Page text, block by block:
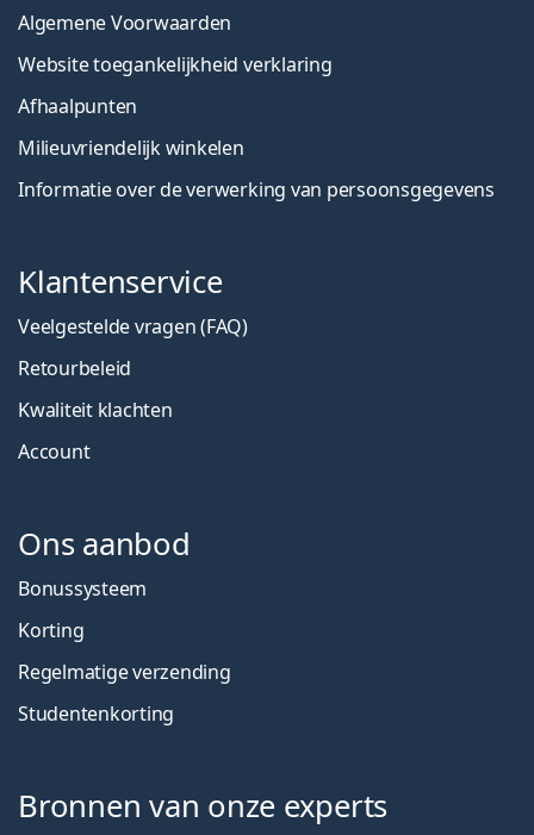
Algemene Voorwaarden
Website toegankelijkheid verklaring
Afhaalpunten
Milieuvriendelijk winkelen
Informatie over de verwerking van persoonsgegevens
Klantenservice
Veelgestelde vragen (FAQ)
Retourbeleid
Kwaliteit klachten
Account
Ons aanbod
Bonussysteem
Korting
Regelmatige verzending
Studentenkorting
Bronnen van onze experts